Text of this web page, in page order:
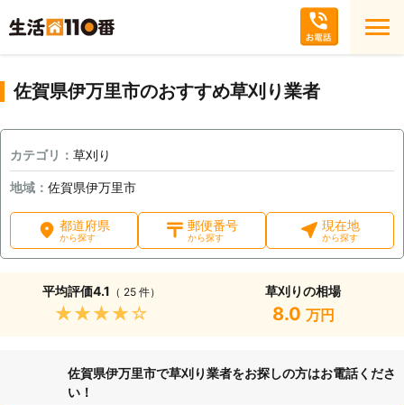
佐賀県伊万里市のおすすめ草刈り業者
カテゴリ： 草刈り
地域： 佐賀県伊万里市
都道府県
から探す
郵便番号
から探す
現在地
から探す
平均評価4.1 （ 25 件）
★★★★★
草刈りの相場
8.0 万円
佐賀県伊万里市で草刈り業者をお探しの方はお電話くださ
い！